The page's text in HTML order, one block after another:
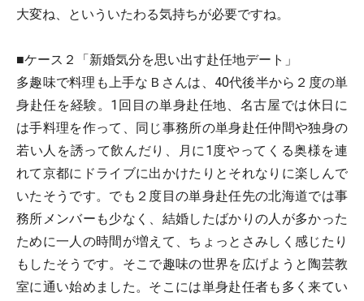
大変ね、といういたわる気持ちが必要ですね。
■ケース２「新婚気分を思い出す赴任地デート」
多趣味で料理も上手なＢさんは、40代後半から２度の単
身赴任を経験。1回目の単身赴任地、名古屋では休日に
は手料理を作って、同じ事務所の単身赴任仲間や独身の
若い人を誘って飲んだり、月に1度やってくる奥様を連
れて京都にドライブに出かけたりとそれなりに楽しんで
いたそうです。でも２度目の単身赴任先の北海道では事
務所メンバーも少なく、結婚したばかりの人が多かった
ために一人の時間が増えて、ちょっとさみしく感じたり
もしたそうです。そこで趣味の世界を広げようと陶芸教
室に通い始めました。そこには単身赴任者も多く来てい